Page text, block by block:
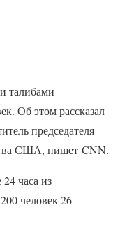
талибами
Об этом рассказал
председателя
США, пишет CNN.
часа из
человек 26